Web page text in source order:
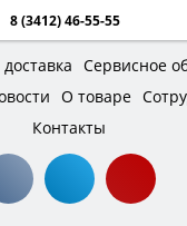
8 (3412) 46-55-55
Сервисное
О товаре
Контакты